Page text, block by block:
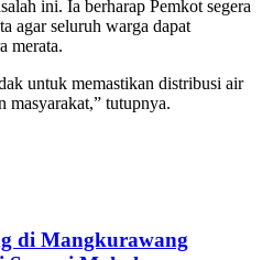
ini. Ia berharap Pemkot segera
agar seluruh warga dapat
merata.
untuk memastikan distribusi air
masyarakat,” tutupnya.
di Mangkurawang